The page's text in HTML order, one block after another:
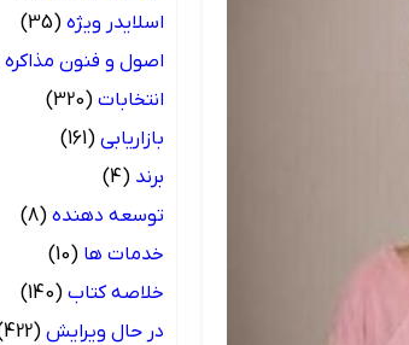
اسلایدر ویژه (35)
اصول و فنون مذاکره
انتخابات (320)
بازاریابی (161)
برند (4)
توسعه دهنده (8)
خدمات ها (10)
خلاصه کتاب (140)
در حال ویرایش (422)